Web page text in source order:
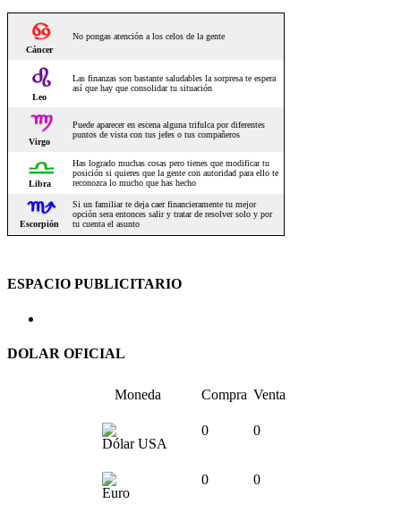
ESPACIO PUBLICITARIO
DOLAR OFICIAL
Moneda Compra Venta
Dólar USA
0 0
Euro
0 0